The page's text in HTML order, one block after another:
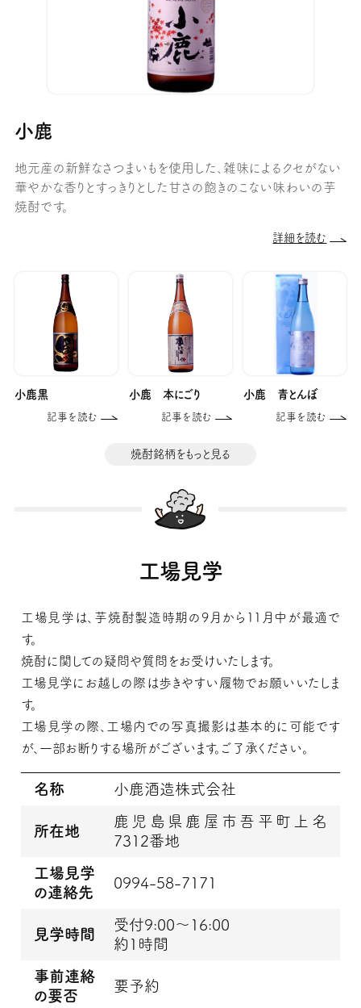
小鹿
地元産の新鮮なさつまいもを使用した、雑味によるクセがない
華やかな香りとすっきりとした甘さの飽きのこない味わいの芋
焼酎です。
詳細を読む
小鹿黒
記事を読む
小鹿 本にごり
記事を読む
小鹿 青とんぼ
記事を読む
焼酎銘柄をもっと見る
工場見学
工場見学は、芋焼酎製造時期の9月から11月中が最適で
す。
焼酎に関しての疑問や質問をお受けいたします。
工場見学にお越しの際は歩きやすい履物でお願いいたしま
す。
工場見学の際、工場内での写真撮影は基本的に可能です
が、一部お断りする場所がございます。ご了承ください。
名称 小鹿酒造株式会社
所在地
鹿児島県鹿屋市吾平町上名
7312番地
工場見学
の連絡先
0994-58-7171
見学時間
受付9:00～16:00
約1時間
事前連絡
の要否
要予約